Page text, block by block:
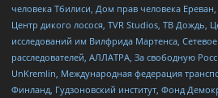
человека Тбилиси, Дом прав человека
Центр дикого лосося, TVR Studios, ТВ Дождь,
исследований им Вилфрида Мартенса,
расследователей, АЛЛАТРА, За свободную
UnKremlin, Международная федерация
Финланд, Гудзоновский институт, Фонд